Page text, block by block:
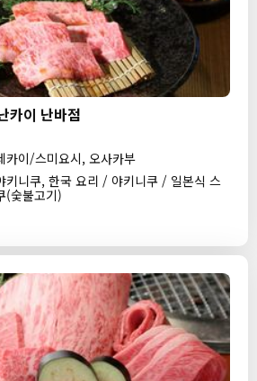
카이 난바점
카이/스미요시, 오사카부
키니쿠, 한국 요리 / 야키니쿠 / 일본식 스
(숯불고기)